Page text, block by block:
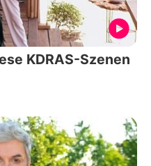
KDRAS-Szenen